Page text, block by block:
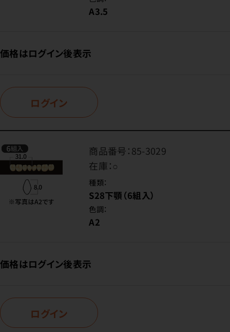
A3.5
価格はログイン後表示
ログイン
商品番号：85-3029
在庫：○
種類：
S28下顎（6組入）
色調：
A2
価格はログイン後表示
ログイン